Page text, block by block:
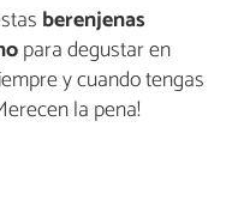
berenjenas
para degustar en
y cuando tengas
la pena!